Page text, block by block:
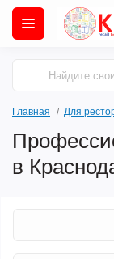
Главная Для
в